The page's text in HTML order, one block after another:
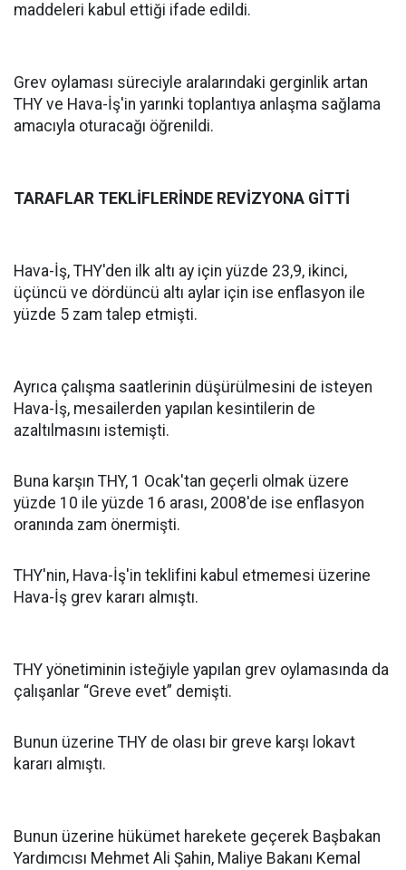
maddeleri kabul ettiği ifade edildi.
Grev oylaması süreciyle aralarındaki gerginlik artan
THY ve Hava-İş'in yarınki toplantıya anlaşma sağlama
amacıyla oturacağı öğrenildi.
TARAFLAR TEKLİFLERİNDE REVİZYONA GİTTİ
Hava-İş, THY'den ilk altı ay için yüzde 23,9, ikinci,
üçüncü ve dördüncü altı aylar için ise enflasyon ile
yüzde 5 zam talep etmişti.
Ayrıca çalışma saatlerinin düşürülmesini de isteyen
Hava-İş, mesailerden yapılan kesintilerin de
azaltılmasını istemişti.
Buna karşın THY, 1 Ocak'tan geçerli olmak üzere
yüzde 10 ile yüzde 16 arası, 2008'de ise enflasyon
oranında zam önermişti.
THY'nin, Hava-İş'in teklifini kabul etmemesi üzerine
Hava-İş grev kararı almıştı.
THY yönetiminin isteğiyle yapılan grev oylamasında da
çalışanlar “Greve evet” demişti.
Bunun üzerine THY de olası bir greve karşı lokavt
kararı almıştı.
Bunun üzerine hükümet harekete geçerek Başbakan
Yardımcısı Mehmet Ali Şahin, Maliye Bakanı Kemal